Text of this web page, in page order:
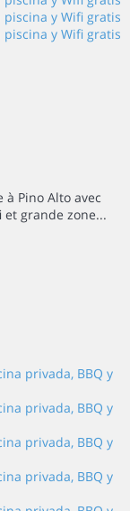
Pino Alto avec
grande zone...